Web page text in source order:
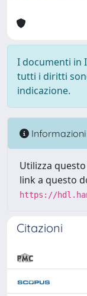
I documenti in
tutti i diritti
indicazione.
Informazioni
Utilizza
link a questo
https://
Citazioni